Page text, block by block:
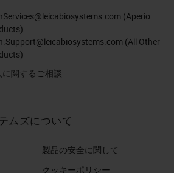
(Aperio
(All Other
に関するご相談
ムズについて
製品の安全に関して
クッキーポリシー